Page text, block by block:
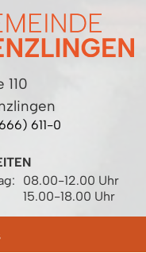
611-0
08.00-12.00 Uhr
15.00-18.00 Uhr